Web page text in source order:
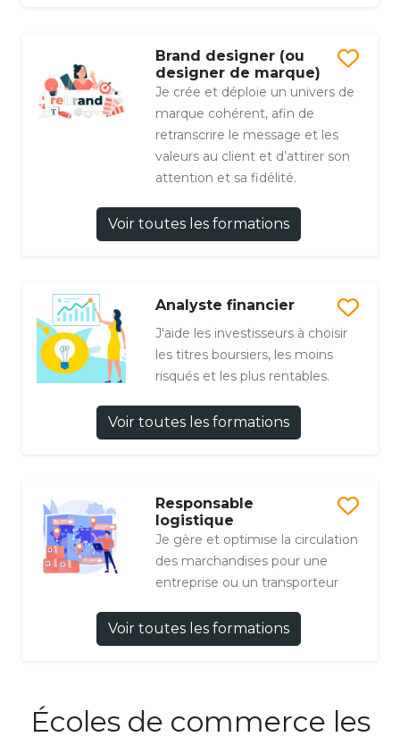
Brand designer (ou
designer de marque)
Je crée et déploie un univers de
marque cohérent, afin de
retranscrire le message et les
valeurs au client et d’attirer son
attention et sa fidélité.
Voir toutes les formations
Analyste financier
J'aide les investisseurs à choisir
les titres boursiers, les moins
risqués et les plus rentables.
Voir toutes les formations
Responsable
logistique
Je gère et optimise la circulation
des marchandises pour une
entreprise ou un transporteur
Voir toutes les formations
Écoles de commerce les